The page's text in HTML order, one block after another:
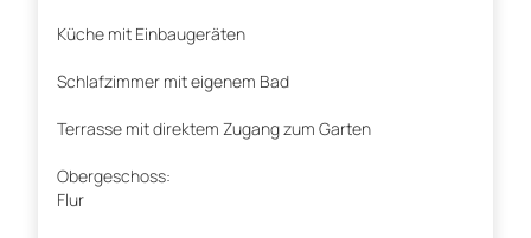
Küche mit Einbaugeräten
Schlafzimmer mit eigenem Bad
Terrasse mit direktem Zugang zum Garten
Obergeschoss:
Flur